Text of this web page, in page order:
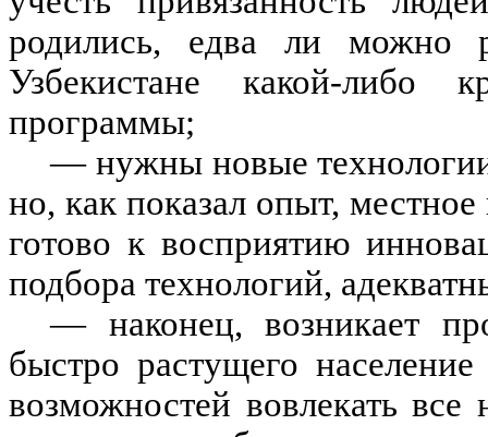
родились, едва ли можно
Узбекистане какой-либо
программы;
— нужны новые
но, как показал опыт,
готово к восприятию
подбора технологий,
— наконец, возникает
быстро растущего
возможностей вовлекать